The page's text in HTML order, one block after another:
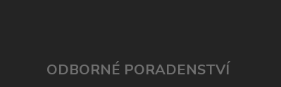
ODBORNÉ PORADENSTVÍ